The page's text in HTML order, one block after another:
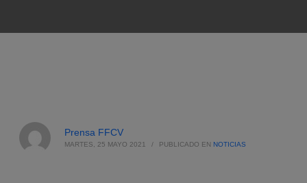
Prensa FFCV
MARTES, 25 MAYO 2021 / PUBLICADO EN NOTICIAS